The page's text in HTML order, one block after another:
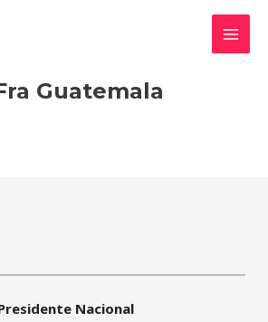
Main
Guatemala
Nacional